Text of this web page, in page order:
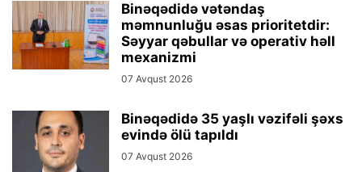
Binəqədidə vətəndaş
məmnunluğu əsas prioritetdir:
Səyyar qəbullar və operativ həll
mexanizmi
07 Avqust 2026
Binəqədidə 35 yaşlı vəzifəli şəxs
evində ölü tapıldı
07 Avqust 2026